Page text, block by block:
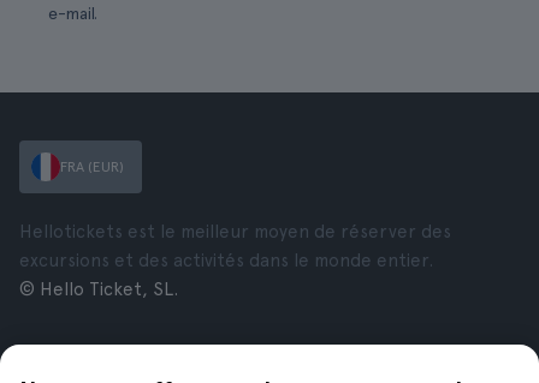
e-mail.
FRA (EUR)
Hellotickets est le meilleur moyen de réserver des
excursions et des activités dans le monde entier.
© Hello Ticket, SL.